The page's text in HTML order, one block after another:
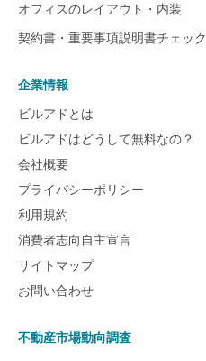
オフィスのレイアウト・内装
契約書・重要事項説明書チェック
企業情報
ビルアドとは
ビルアドはどうして無料なの？
会社概要
プライバシーポリシー
利用規約
消費者志向自主宣言
サイトマップ
お問い合わせ
不動産市場動向調査